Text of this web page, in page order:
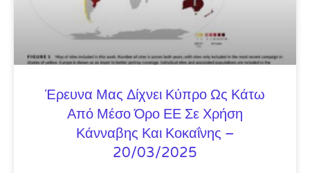
Έρευνα Μας Δίχνει Κύπρο Ως Κάτω
Από Μέσο Όρο ΕΕ Σε Χρήση
Κάνναβης Και Κοκαΐνης –
20/03/2025